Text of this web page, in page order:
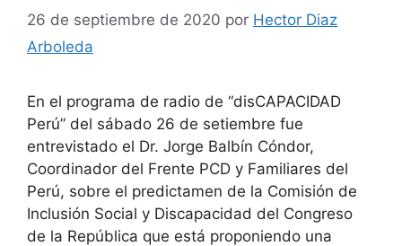
26 de septiembre de 2020 por Hector Diaz
Arboleda
En el programa de radio de “disCAPACIDAD
Perú” del sábado 26 de setiembre fue
entrevistado el Dr. Jorge Balbín Cóndor,
Coordinador del Frente PCD y Familiares del
Perú, sobre el predictamen de la Comisión de
Inclusión Social y Discapacidad del Congreso
de la República que está proponiendo una